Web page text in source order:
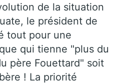
de la situation
le président de
tout pour une
qui tienne "plus du
père Fouettard" soit
! La priorité